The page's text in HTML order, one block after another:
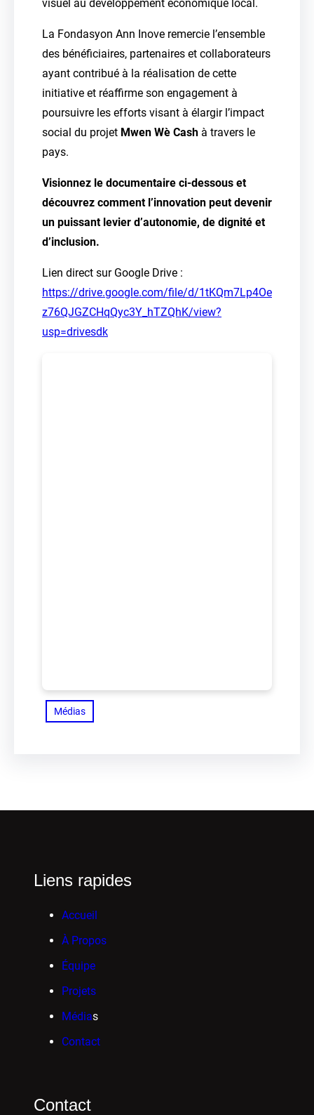
visuel au développement économique local.
La Fondasyon Ann Inove remercie l’ensemble
des bénéficiaires, partenaires et collaborateurs
ayant contribué à la réalisation de cette
initiative et réaffirme son engagement à
poursuivre les efforts visant à élargir l’impact
social du projet Mwen Wè Cash à travers le
pays.
Visionnez le documentaire ci-dessous et
découvrez comment l’innovation peut devenir
un puissant levier d’autonomie, de dignité et
d’inclusion.
Lien direct sur Google Drive :
https://drive.google.com/file/d/1tKQm7Lp4Oe
z76QJGZCHqQyc3Y_hTZQhK/view?
usp=drivesdk
Médias
Liens rapides
Accueil
À Propos
Équipe
Projets
Médias
Contact
Contact